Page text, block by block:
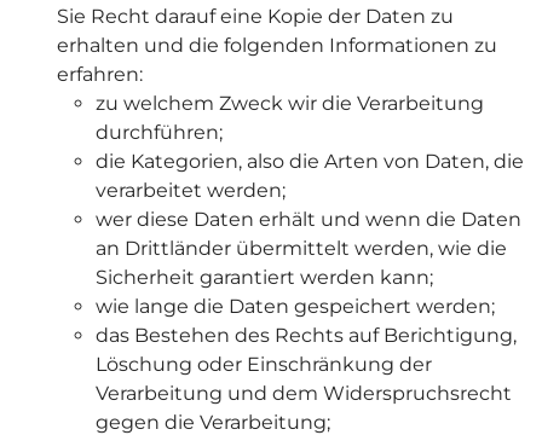
Sie Recht darauf eine Kopie der Daten zu
erhalten und die folgenden Informationen zu
erfahren:
zu welchem Zweck wir die Verarbeitung
durchführen;
die Kategorien, also die Arten von Daten, die
verarbeitet werden;
wer diese Daten erhält und wenn die Daten
an Drittländer übermittelt werden, wie die
Sicherheit garantiert werden kann;
wie lange die Daten gespeichert werden;
das Bestehen des Rechts auf Berichtigung,
Löschung oder Einschränkung der
Verarbeitung und dem Widerspruchsrecht
gegen die Verarbeitung;